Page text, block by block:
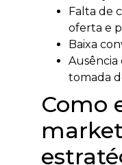
Falta de
oferta e
Baixa
Ausência
tomada
Como